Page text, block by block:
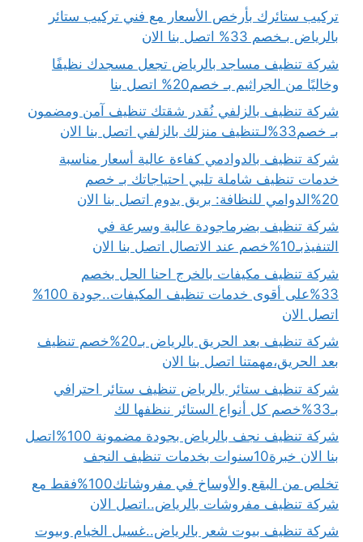
تركيب ستائرك بأرخص الأسعار مع فني تركيب ستائر
بالرياض بـخصم 33% اتصل بنا الان
شركة تنظيف مساجد بالرياض تجعل مسجدك نظيفًا
وخاليًا من الجراثيم بـ خصم20% اتصل بنا
شركة تنظيف بالزلفي نُقدر شقتك تنظيف آمن ومضمون
بـ خصم33%لـتنظيف منزلك بالزلفي اتصل بنا الان
شركة تنظيف بالدوادمي كفاءة عالية أسعار مناسبة
خدمات تنظيف شاملة تلبي احتياجاتك بـ خصم
20%الدوامي للنظافة: بريق يدوم اتصل بنا الان
شركة تنظيف بضرماجودة عالية وسرعة في
التنفيذبـ10%خصم عند الاتصال اتصل بنا الان
شركة تنظيف مكيفات بالخرج احنا الحل بخصم
33%على أقوى خدمات تنظيف المكيفات..جودة 100%
اتصل الان
شركة تنظيف بعد الحريق بالرياض بـ20%خصم تنظيف
بعد الحريق،مهمتنا اتصل بنا الان
شركة تنظيف ستائر بالرياض تنظيف ستائر احترافي
بـ33%خصم كل أنواع الستائر ننظفها لك
شركة تنظيف نجف بالرياض بجودة مضمونة 100%اتصل
بنا الان خبرة10سنوات بخدمات تنظيف النجف
تخلص من البقع والأوساخ في مفروشاتك100%فقط مع
شركة تنظيف مفروشات بالرياض..اتصل الان
شركة تنظيف بيوت شعر بالرياض..غسيل الخيام وبيوت